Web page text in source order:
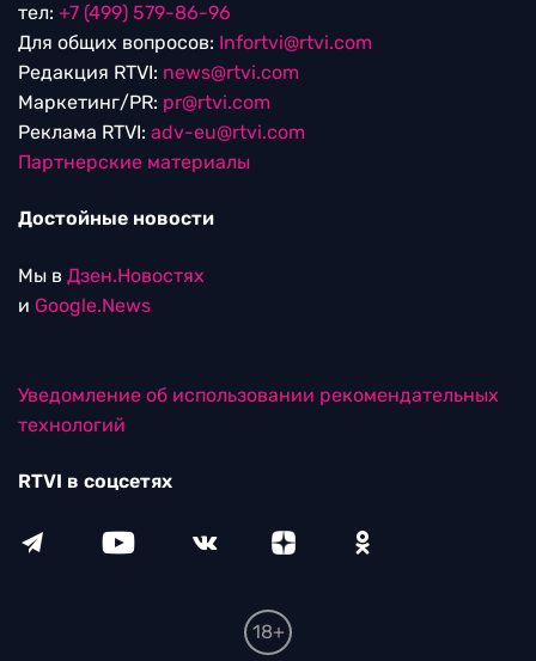
тел: +7 (499) 579-86-96
Для общих вопросов: Infortvi@rtvi.com
Редакция RTVI: news@rtvi.com
Маркетинг/PR: pr@rtvi.com
Реклама RTVI: adv-eu@rtvi.com
Партнерские материалы
Достойные новости
Мы в Дзен.Новостях
и Google.News
Уведомление об использовании рекомендательных
технологий
RTVI в соцсетях
18+